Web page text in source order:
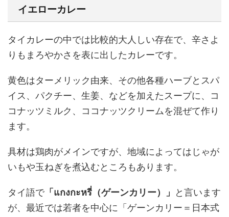
イエローカレー
タイカレーの中では比較的大人しい存在で、辛さよ
りもまろやかさを表に出したカレーです。
黄色はターメリック由来、その他各種ハーブとスパ
イス、パクチー、生姜、などを加えたスープに、コ
コナッツミルク、ココナッツクリームを混ぜて作り
ます。
具材は鶏肉がメインですが、地域によってはじゃが
いもや玉ねぎを煮込むところもあります。
タイ語で「แกงกะหรี่（ゲーンカリー）」
と言います
が、最近では若者を中心に「ゲーンカリー＝日本式